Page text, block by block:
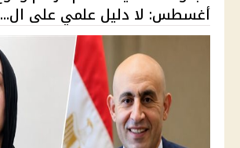
أغسطس: لا دليل علمي على ال...